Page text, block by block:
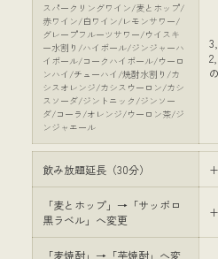
スパークリングワイン/麦とホップ/
赤ワイン/白ワイン/レモンサワー/
グレープフルーツサワー/ウイスキ
ー水割り/ハイボール/ジンジャーハ
イボール/コークハイボール/ウーロ
ンハイ/チューハイ/焼酎水割り/カ
シスオレンジ/カシスウーロン/カシ
スソーダ/ジントニック/ジンソー
ダ/コーラ/オレンジ/ウーロン茶/ジ
ンジャエール
飲み放題延長（30分）
「麦とホップ」→「サッポロ
黒ラベル」へ変更
「麦焼酎」→「芋焼酎」へ変